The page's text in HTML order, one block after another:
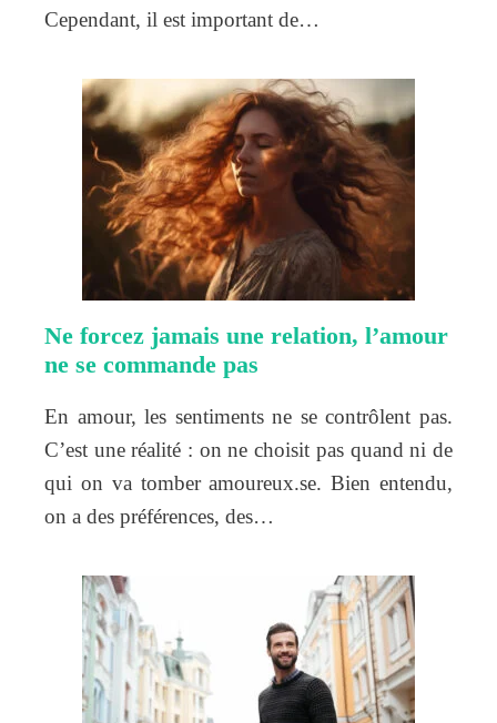
Cependant, il est important de…
Ne forcez jamais une relation, l’amour
ne se commande pas
En amour, les sentiments ne se contrôlent pas.
C’est une réalité : on ne choisit pas quand ni de
qui on va tomber amoureux.se. Bien entendu,
on a des préférences, des…